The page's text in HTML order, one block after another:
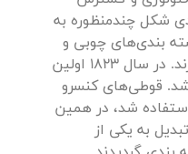
شکل چندمنظوره به
بندی‌های چوبی و
شیشه‌ای قدمتی5000ساله دارند. در سال 1823 اولین
قوطی‌های کنسرو
شروع به استفاده شد، در همین
تبدیل به یکی از